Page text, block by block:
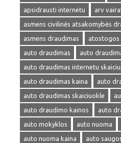
apsidrausti internetu
arv
asmens civilinės atsakomybės
asmens draudimas
atostogos
auto draudimas
auto
auto draudimas internetu
auto draudimas kaina
auto
auto draudimas skaiciuokle
auto draudimo kainos
auto
auto mokyklos
auto nuoma
auto nuoma kaina
auto